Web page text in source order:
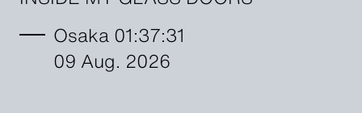
Osaka 01:37:31
09 Aug. 2026